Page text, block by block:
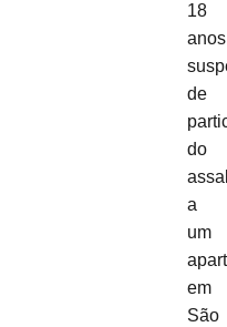
18
de
do
a
um
em
São